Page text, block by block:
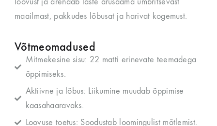
maailmast, pakkudes lõbusat ja harivat kogemust.
Võtmeomadused
Mitmekesine sisu: 22 matti erinevate teemadega
õppimiseks.
Aktiivne ja lõbus: Liikumine muudab õppimise
kaasahaaravaks.
Loovuse toetus: Soodustab loomingulist mõtlemist.